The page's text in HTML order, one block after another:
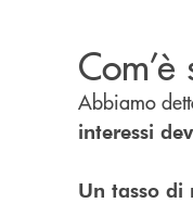
Abbiamo
interessi
Un tasso di